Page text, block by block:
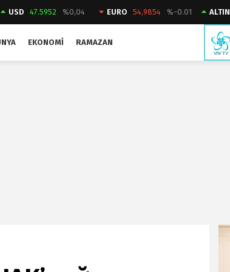
USD 47.5952 %0,04 EURO 54,9854 %-0.01 ALTIN
EKONOMI RAMAZAN